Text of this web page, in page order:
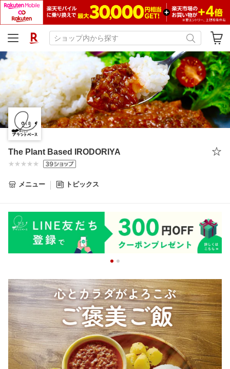
The Plant Based IRODORIYA
メニュー トピックス